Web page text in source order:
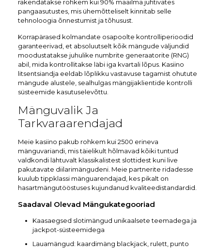
rakendatakse rohkem kui 90% maailma juhtivates
pangaasutustes, mis ühemõtteliselt kinnitab selle
tehnoloogia õnnestumist ja tõhusust.
Korrapärased kolmandate osapoolte kontrolliperioodid
garanteerivad, et absoluutselt kõik mängude väljundid
moodustatakse juhulike numbrite generaatorite (RNG)
abil, mida kontrollitakse läbi iga kvartali lõpus. Kasiino
litsentsiandja eeldab lõplikku vastavuse tagamist ohutute
mängude alustele, sealhulgas mängijaklientide kontrolli
süsteemide kasutuselevõttu.
Mänguvalik Ja
Tarkvaraarendajad
Meie kasiino pakub rohkem kui 2500 erineva
mänguvariandi, mis täielikult hõlmavad kõiki tuntud
valdkondi lähtuvalt klassikalistest slottidest kuni live
pakutavate diilarimängudeni. Meie partnerite ridadesse
kuulub tippklassi mänguarendajad, kes pikalt on
hasartmängutööstuses kujundanud kvaliteedistandardid.
Saadaval Olevad Mängukategooriad
Kaasaegsed slotimängud unikaalsete teemadega ja
jackpot-süsteemidega
Lauamängud: kaardimäng blackjack, rulett, punto